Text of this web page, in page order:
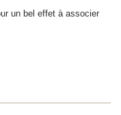
un bel effet à associer